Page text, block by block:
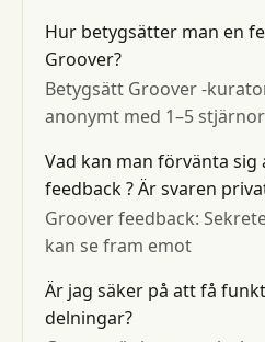
Hur betygsätter man en
Groover?
Betygsätt Groover -
anonymt med 1–5 stjärnor
Vad kan man förvänta sig
feedback ? Är svaren
Groover feedback:
kan se fram emot
Är jag säker på att få
delningar?